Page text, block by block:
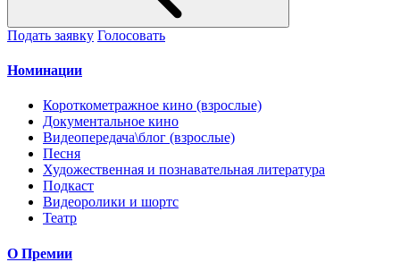
Подать заявку Голосовать
Номинации
Короткометражное кино (взрослые)
Документальное кино
Видеопередача\блог (взрослые)
Песня
Художественная и познавательная литература
Подкаст
Видеоролики и шортс
Театр
О Премии